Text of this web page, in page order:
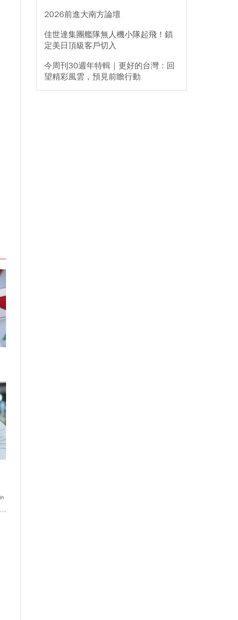
2026前進大南方論壇
佳世達集團艦隊無人機小隊起飛！鎖
定美日頂級客戶切入
今周刊30週年特輯｜更好的台灣：回
望精彩風雲，預見前瞻行動